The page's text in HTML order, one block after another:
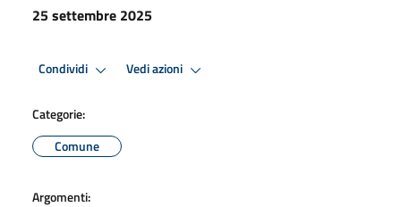
25 settembre 2025
Condividi Vedi azioni
Categorie:
Comune
Argomenti: